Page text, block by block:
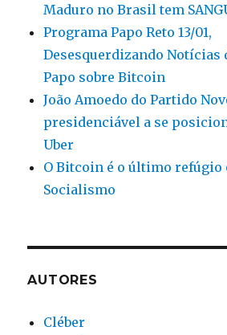
Maduro no Brasil tem
Programa Papo Reto 13/01,
Desesquerdizando Notícias
Papo sobre Bitcoin
João Amoedo do Partido
presidenciável a se
Uber
O Bitcoin é o último refúgio
Socialismo
AUTORES
Cléber